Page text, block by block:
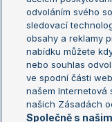
Aktualní trendy
Fotbalové přestupy
Livesport Daily
LS Prague Open
odvoláním svého
sledovací
obsahy a reklamy
nabídku můžete
nebo souhlas
ve spodní části
našem Internetová
našich Zásadách
Společně s